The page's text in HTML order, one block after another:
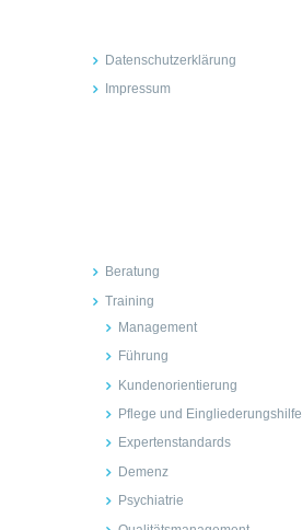
Datenschutzerklärung
Impressum
Beratung
Training
Management
Führung
Kundenorientierung
Pflege und Eingliederungshilfe
Expertenstandards
Demenz
Psychiatrie